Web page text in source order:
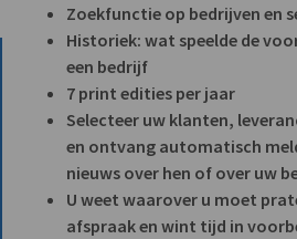
Zoekfunctie op bedrijven en
Historiek: wat speelde de
een bedrijf
7 print edities per jaar
Selecteer uw klanten,
en ontvang automatisch
nieuws over hen of over uw
U weet waarover u moet
afspraak en wint tijd in